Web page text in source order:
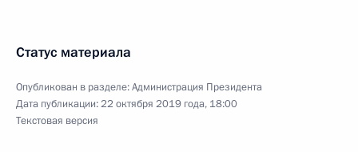
Статус материала
Опубликован в разделе:Администрация Президента
Дата публикации:22 октября 2019 года, 18:00
Текстовая версия